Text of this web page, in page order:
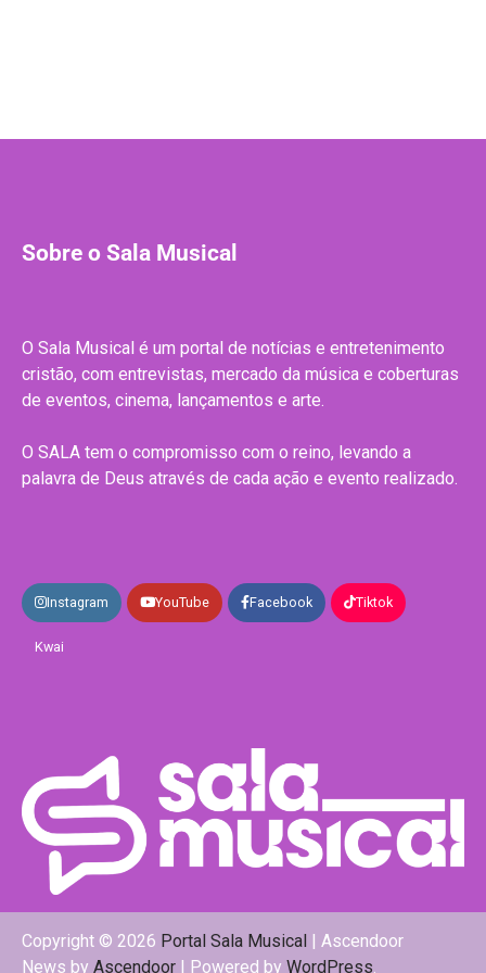
Sobre o Sala Musical
O Sala Musical é um portal de notícias e entretenimento
cristão, com entrevistas, mercado da música e coberturas
de eventos, cinema, lançamentos e arte.
O SALA tem o compromisso com o reino, levando a
palavra de Deus através de cada ação e evento realizado.
Instagram YouTube Facebook Tiktok
Kwai
Copyright © 2026 Portal Sala Musical | Ascendoor
News by Ascendoor | Powered by WordPress.